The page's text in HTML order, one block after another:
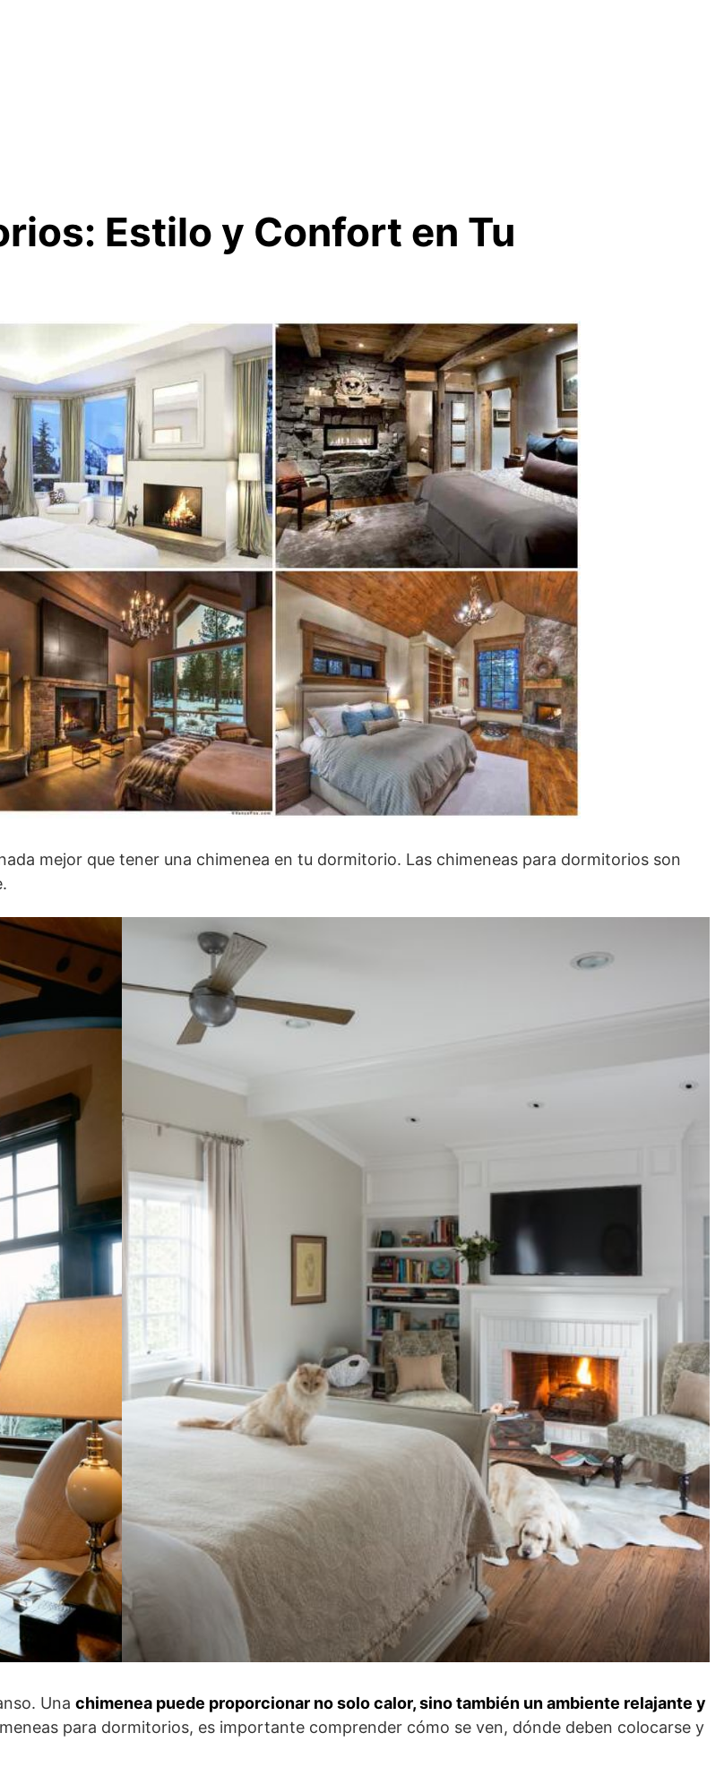
Estilo y Confort en Tu
mejor que tener una chimenea en tu dormitorio. Las chimeneas para dormitorios son
Una chimenea puede proporcionar no solo calor, sino también un ambiente relajante y
para dormitorios, es importante comprender cómo se ven, dónde deben colocarse y